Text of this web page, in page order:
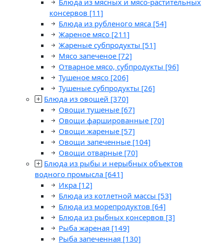
Блюда из мясных и мясо-растительных
консервов [11]
Блюда из рубленого мяса [54]
Жареное мясо [211]
Жареные субпродукты [51]
Мясо запеченое [72]
Отварное мясо, субпродукты [96]
Тушеное мясо [206]
Тушеные субпродукты [26]
Блюда из овощей [370]
Овощи тушеные [67]
Овощи фаршированные [70]
Овощи жареные [57]
Овощи запеченные [104]
Овощи отварные [70]
Блюда из рыбы и нерыбных объектов
водного промысла [641]
Икра [12]
Блюда из котлетной массы [53]
Блюда из морепродуктов [64]
Блюда из рыбных консервов [3]
Рыба жареная [149]
Рыба запеченная [130]